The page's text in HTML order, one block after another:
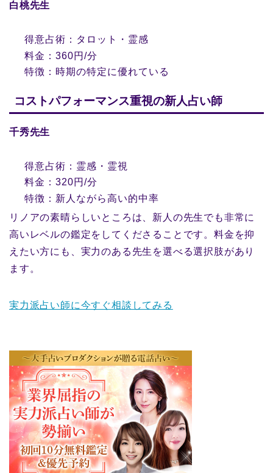
白桃先生
得意占術：タロット・霊感
料金：360円/分
特徴：時期の特定に優れている
コストパフォーマンス重視の新人占い師
千秀先生
得意占術：霊感・霊視
料金：320円/分
特徴：新人ながら高い的中率
リノアの素晴らしいところは、新人の先生でも非常に
高いレベルの鑑定をしてくださることです。料金を抑
えたい方にも、実力のある先生を選べる選択肢があり
ます。
実力派占い師に今すぐ相談してみる